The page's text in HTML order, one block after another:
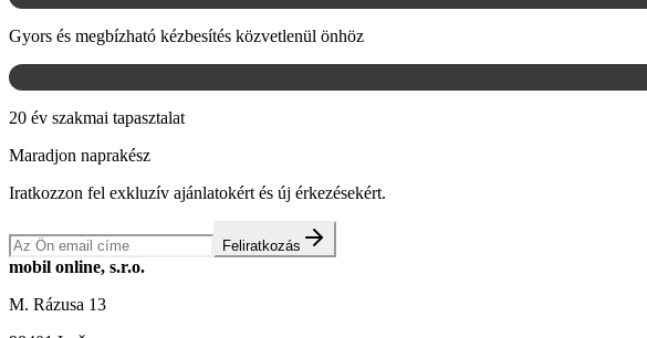
Gyors és megbízható kézbesítés közvetlenül önhöz
20 év szakmai tapasztalat
Maradjon naprakész
Iratkozzon fel exkluzív ajánlatokért és új érkezésekért.
Feliratkozás
mobil online, s.r.o.
M. Rázusa 13